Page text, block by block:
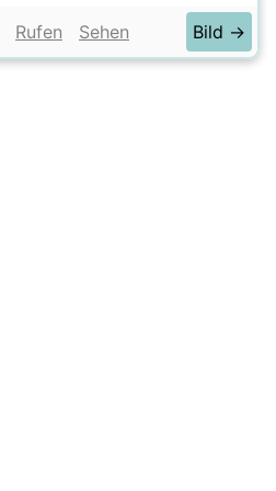
Rufen Sehen Bild →